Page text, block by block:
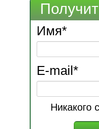
Имя*
E-mail *
Никакого